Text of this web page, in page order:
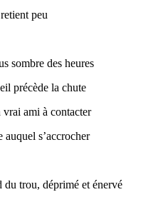
peu
sombre des heures
précède la chute
vrai ami à contacter
auquel s’accrocher
du trou, déprimé et énervé